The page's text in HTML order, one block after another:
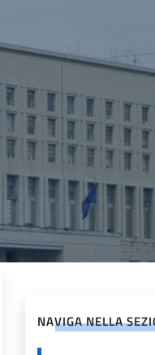
NAVIGA NELLA